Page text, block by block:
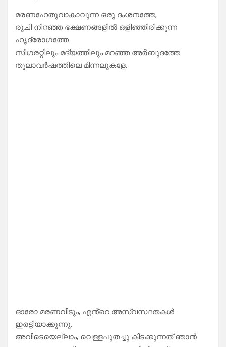
മരണഹേതുവാകാവുന്ന ഒരു ദംശനത്തേ,
രുചി നിറഞ്ഞ ഭക്ഷണങ്ങളിൽ ഒളിഞ്ഞിരിക്കുന്ന
ഹൃദ്രോഗത്തേ.
സിഗരറ്റിലും മദ്യത്തിലും മറഞ്ഞ അർബുദത്തേ.
തുലാവർഷത്തിലെ മിന്നലുകളേ.
ഓരോ മരണവീടും, എൻ്റെ അസ്വസ്ഥതകൾ
ഇരട്ടിയാക്കുന്നു.
അവിടെയെല്ലാം, വെള്ളപുതച്ചു കിടക്കുന്നത് ഞാൻ